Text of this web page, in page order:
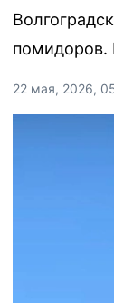
помидоров.
22 мая, 2026,